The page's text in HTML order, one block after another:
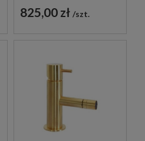
JEDNOUCHWYTOWA
CHROM
825,00 zł szt.